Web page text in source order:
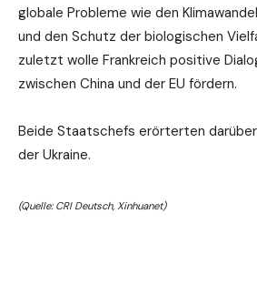
globale Probleme wie den
und den Schutz der biologischen
zuletzt wolle Frankreich positive
zwischen China und der EU fördern.
Beide Staatschefs erörterten darüber
der Ukraine.
(Quelle: CRI Deutsch, Xinhuanet)